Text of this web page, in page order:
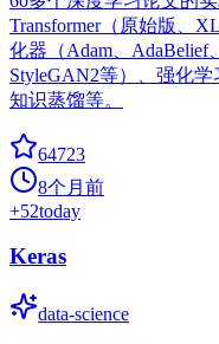
Transformer（原始版、
化器（Adam、AdaBelief
StyleGAN2等）、强化学
知识蒸馏等。
64723
8个月前
+52today
Keras
data-science